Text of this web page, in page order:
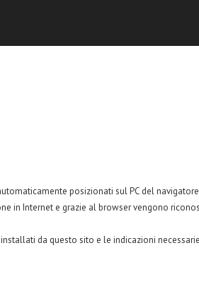
posizionati sul PC del
in Internet e grazie al browser vengono
da questo sito e le indicazioni